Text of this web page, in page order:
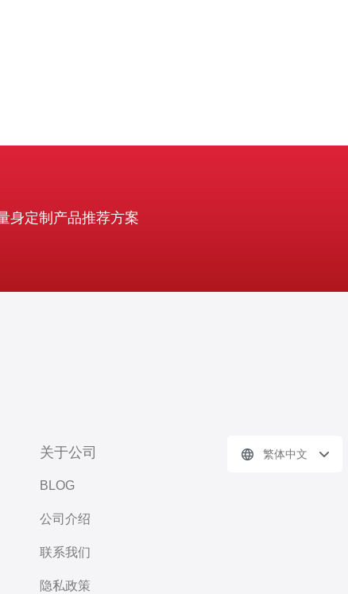
身定制产品推荐方案
关于公司
BLOG
公司介绍
联系我们
隐私政策
繁体中文